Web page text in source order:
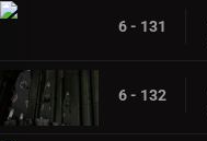
6 - 131
6 - 132